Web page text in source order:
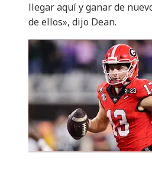
llegar aquí y ganar de
de ellos», dijo Dean.